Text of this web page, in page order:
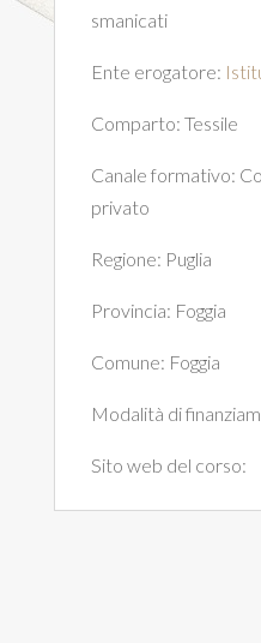
smanicati
Ente erogatore:
Comparto: Tessile
Canale formativo:
privato
Regione: Puglia
Provincia: Foggia
Comune: Foggia
Modalità di
Sito web del corso: